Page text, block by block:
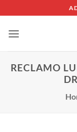
to
content
RECLAMO